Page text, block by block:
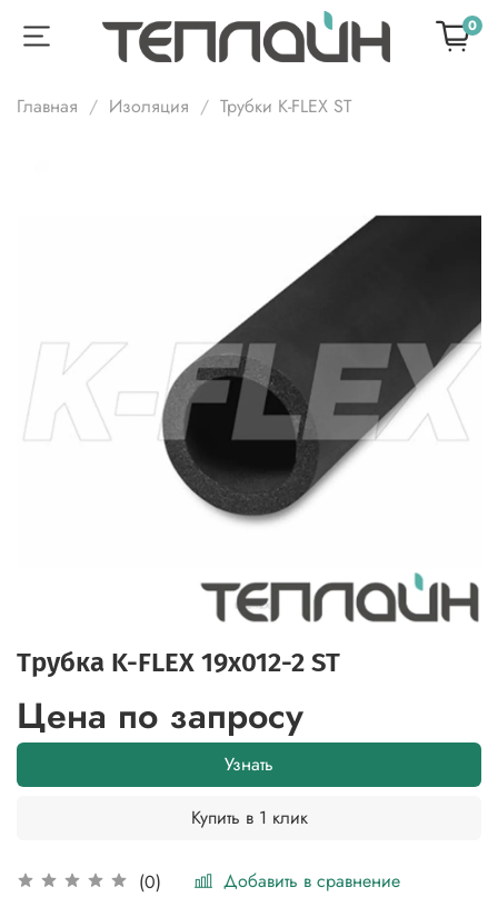
0
Главная Изоляция Трубки K-FLEX ST
Трубка K-FLEX 19x012-2 ST
(0) Добавить в сравнение
Цена по запросу
Узнать
Купить в 1 клик